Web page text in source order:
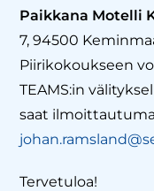
Paikkana Motelli
7, 94500
Piirikokoukseen
TEAMS:in
saat
Tervetuloa!